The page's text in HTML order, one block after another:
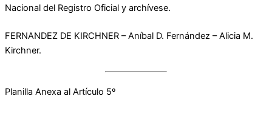
Nacional del Registro Oficial y archívese.
FERNANDEZ DE KIRCHNER – Aníbal D. Fernández – Alicia M.
Kirchner.
Planilla Anexa al Artículo 5º